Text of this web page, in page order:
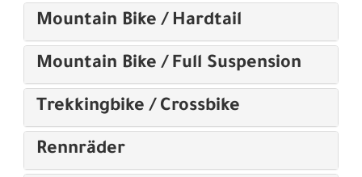
Mountain Bike / Hardtail
Mountain Bike / Full Suspension
Trekkingbike / Crossbike
Rennräder